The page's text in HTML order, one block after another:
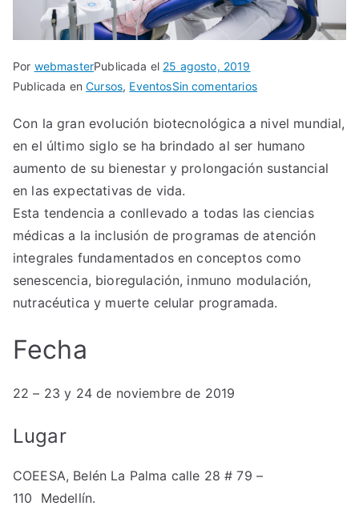
Por webmasterPublicada el 25 agosto, 2019
Publicada enCursos, EventosSin comentariosen
Internacional
de
odontología
regenerativa
antiedad
Con la gran evolución biotecnológica a nivel mundial,
en el último siglo se ha brindado al ser humano
aumento de su bienestar y prolongación sustancial
en las expectativas de vida.
Esta tendencia a conllevado a todas las ciencias
médicas a la inclusión de programas de atención
integrales fundamentados en conceptos como
senescencia, bioregulación, inmuno modulación,
nutracéutica y muerte celular programada.
Fecha
22 – 23 y 24 de noviembre de 2019
Lugar
COEESA, Belén La Palma calle 28 # 79 –
110 Medellín.